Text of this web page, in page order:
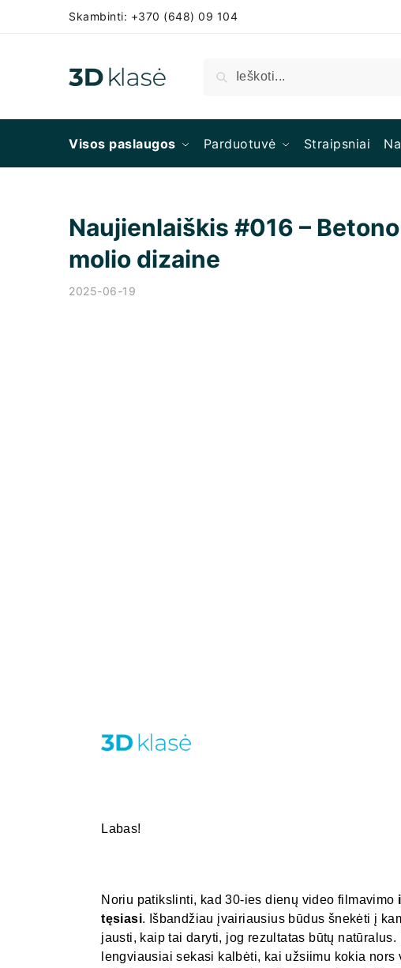
Skambinti: +370 (648) 09 104
Ieškoti
Visos paslaugos Parduotuvė Straipsniai
Naujienlaiškis #016 –
molio dizaine
2025-06-19
Labas!
Noriu patikslinti, kad 30-ies dienų video filmavimo
tęsiasi. Išbandžiau įvairiausius būdus šnekėti į
jausti, kaip tai daryti, jog rezultatas būtų natūralus.
lengviausiai sekasi kalbėti, kai užsiimu kokia nors